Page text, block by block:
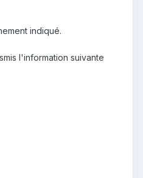
indiqué.
l'information suivante